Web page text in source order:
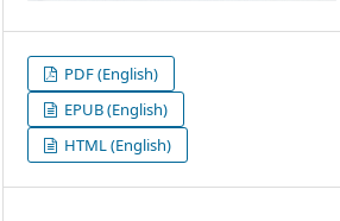
PDF (English)
EPUB (English)
HTML (English)